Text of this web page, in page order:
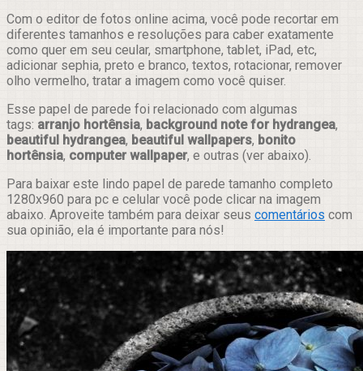
Com o editor de fotos online acima, você pode recortar em
diferentes tamanhos e resoluções para caber exatamente
como quer em seu ceular, smartphone, tablet, iPad, etc,
adicionar sephia, preto e branco, textos, rotacionar, remover
olho vermelho, tratar a imagem como você quiser.
Esse papel de parede foi relacionado com algumas
tags: arranjo hortênsia, background note for hydrangea,
beautiful hydrangea, beautiful wallpapers, bonito
hortênsia, computer wallpaper, e outras (ver abaixo).
Para baixar este lindo papel de parede tamanho completo
1280x960 para pc e celular você pode clicar na imagem
abaixo. Aproveite também para deixar seus comentários com
sua opinião, ela é importante para nós!